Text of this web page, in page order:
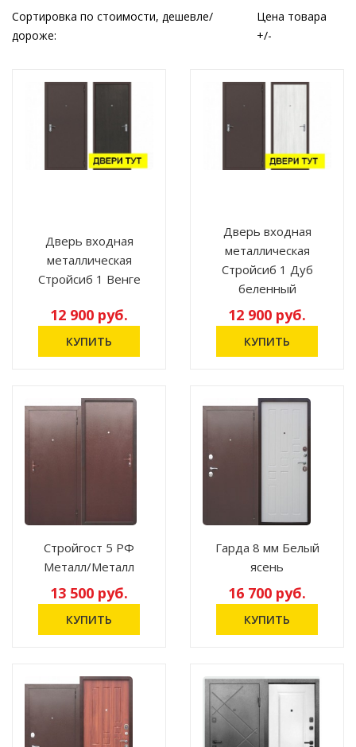
Сортировка по стоимости, дешевле/
дороже:
Цена товара
+/-
Дверь входная
металлическая
Стройсиб 1 Венге
12 900 руб.
Дверь входная
металлическая
Стройсиб 1 Дуб
беленный
12 900 руб.
Стройгост 5 РФ
Металл/Металл
13 500 руб.
Гарда 8 мм Белый
ясень
16 700 руб.